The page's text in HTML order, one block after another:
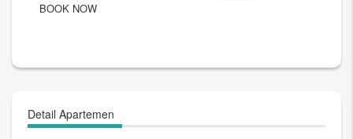
BOOK NOW
Detail Apartemen